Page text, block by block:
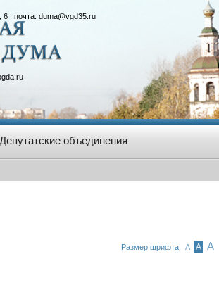
6 | почта: duma@vgd35.ru
Депутатские объединения
Размер шрифта: А А А